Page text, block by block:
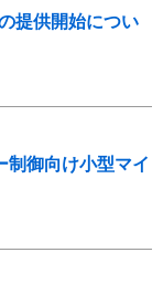
提供開始につい
御向け小型マイ